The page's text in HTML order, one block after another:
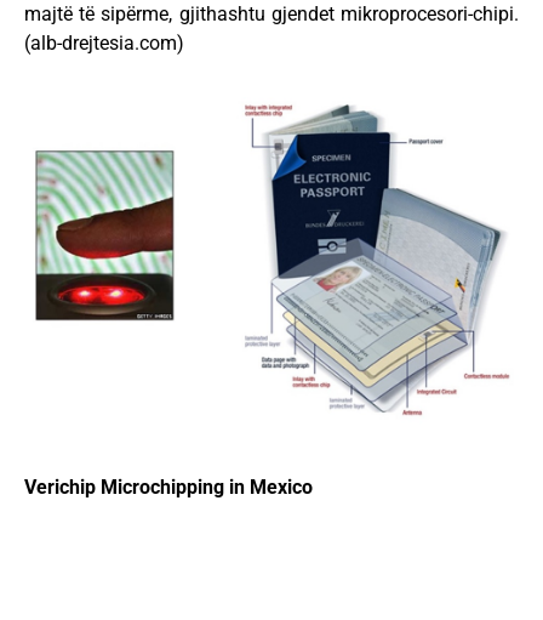
majtë të sipërme, gjithashtu gjendet mikroprocesori-chipi.
(alb-drejtesia.com)
Verichip Microchipping in Mexico